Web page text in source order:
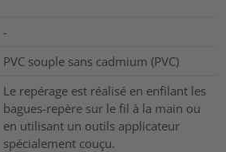
-
PVC souple sans cadmium (PVC)
Le repérage est réalisé en enfilant les
bagues-repère sur le fil à la main ou
en utilisant un outils applicateur
spécialement couçu.